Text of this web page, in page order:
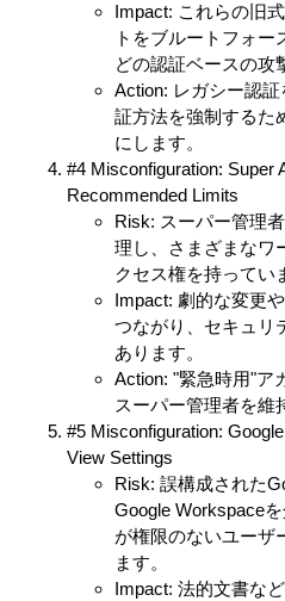
Impact: これらの旧
トをブルートフォ
どの認証ベースの攻
Action: レガシー認
証方法を強制するた
にします。
#4 Misconfiguration: Super
Recommended Limits
Risk: スーパー管理
理し、さまざまなワ
クセス権を持ってい
Impact: 劇的な変更
つながり、セキュリ
あります。
Action: "緊急時用"ア
スーパー管理者を維
#5 Misconfiguration:
View Settings
Risk: 誤構成された
Google Workspace
が権限のないユーザ
ます。
Impact: 法的文書な